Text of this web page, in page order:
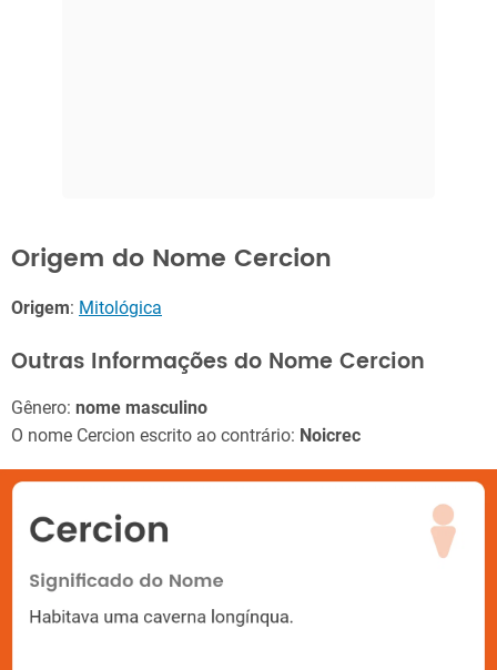
Origem do Nome Cercion
Origem: Mitológica
Outras Informações do Nome Cercion
Gênero: nome masculino
O nome Cercion escrito ao contrário: Noicrec